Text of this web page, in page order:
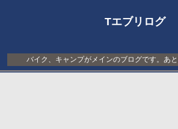
Tエブリログ
バイク、キャンプがメインのブログです。あと